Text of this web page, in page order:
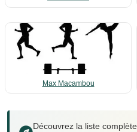
Max Macambou
Découvrez la liste